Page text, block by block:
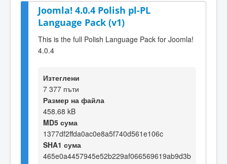
Joomla! 4.0.4 Polish pl-PL
Language Pack (v1)
This is the full Polish Language Pack for Joomla!
4.0.4
Изтеглени
7 377 пъти
Размер на файла
458.68 kB
MD5 сума
1377df2ffda0ac0e8a5f740d561e106c
SHA1 сума
465e0a4457945e52b229af066569619ab9d3b